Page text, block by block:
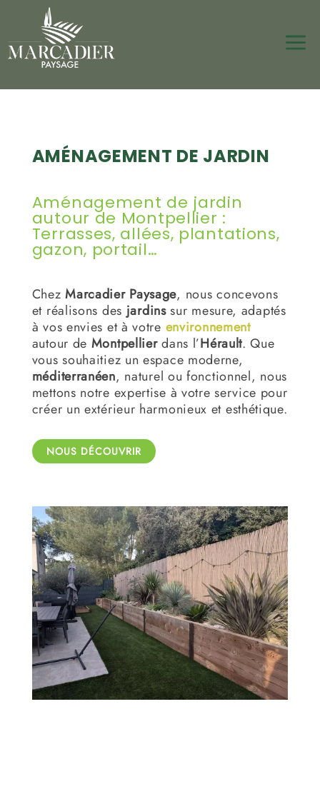
a
AMÉNAGEMENT DE JARDIN
Aménagement de jardin
autour de Montpellier :
Terrasses, allées, plantations,
gazon, portail…
ChezMarcadier Paysage, nous concevons
et réalisons desjardinssur mesure, adaptés
à vos envies et à votre environnement
autour de Montpellierdans l’Hérault. Que
vous souhaitiez un espace moderne,
méditerranéen, naturel ou fonctionnel, nous
mettons notre expertise à votre service pour
créer un extérieur harmonieux et esthétique.
NOUS DÉCOUVRIR